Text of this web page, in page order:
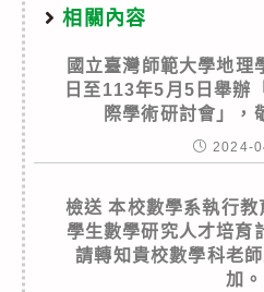
相關內容
國立臺灣師範大學地理
日至113年5月5日舉辦
際學術研討會」，
2024-
檢送 本校數學系執行
學生數學研究人才培育
請轉知貴校數學科老
加。